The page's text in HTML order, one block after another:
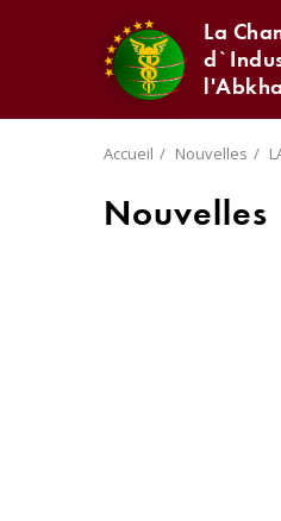
La
Accueil Nouvelles
Nouvelles